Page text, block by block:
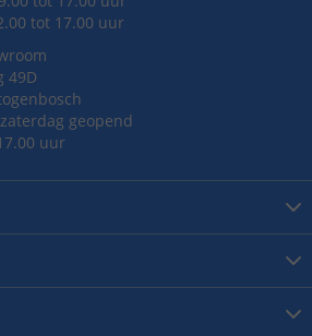
tot 17.00 uur
49D
geopend
uur